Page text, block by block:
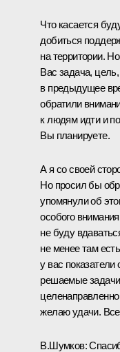
Что касается
добиться
на территории.
Вас задача,
в предыдущее
обратили
к людям идти и
Вы планируете.
А я со своей
Но просил бы
упомянули об
особого
не буду
не менее там
у вас
решаемые
желаю удачи.
В.Шумков: